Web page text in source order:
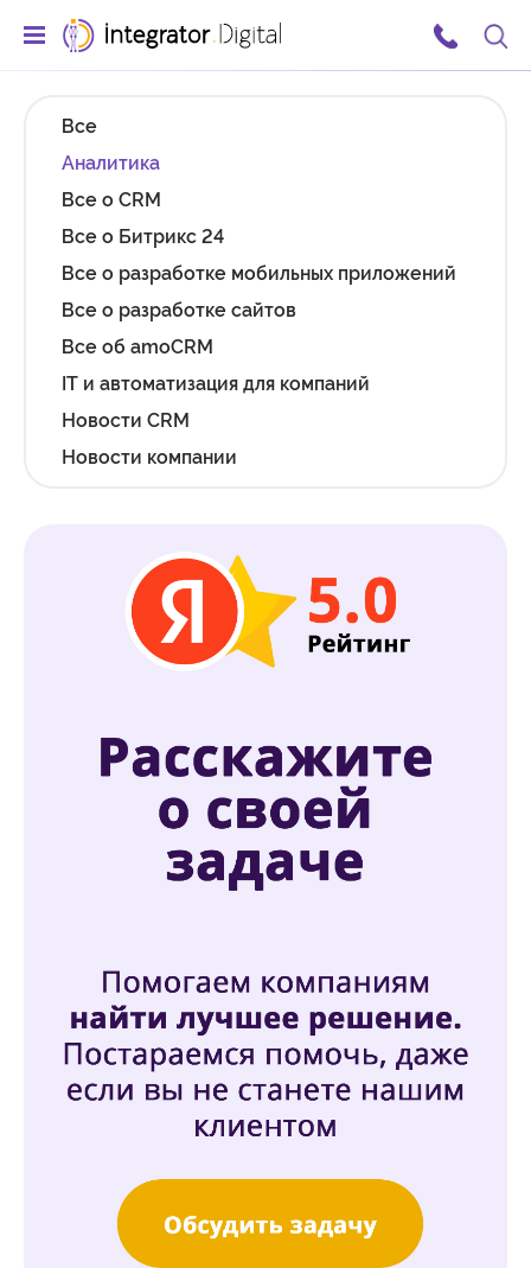
Ссылка на главную страницу
Все
Аналитика
Все о CRM
Все о Битрикс 24
Все о разработке мобильных приложений
Все о разработке сайтов
Все об amoCRM
IT и автоматизация для компаний
Новости CRM
Новости компании